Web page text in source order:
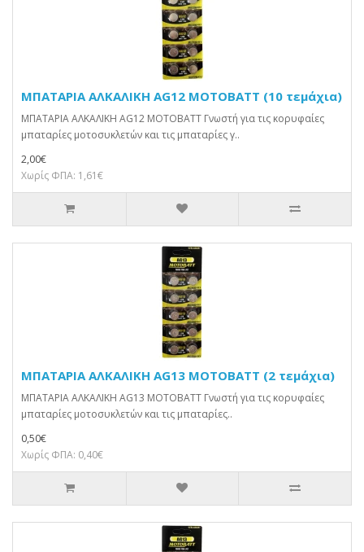
ΜΠΑΤΑΡΙΑ ΑΛΚΑΛΙΚΗ AG12 MOTOBATT (10 τεμάχια)
ΜΠΑΤΑΡΙΑ ΑΛΚΑΛΙΚΗ AG12 MOTOBATT Γνωστή για τις κορυφαίες
μπαταρίες μοτοσυκλετών και τις μπαταρίες γ..
2,00€
Χωρίς ΦΠΑ: 1,61€
ΜΠΑΤΑΡΙΑ ΑΛΚΑΛΙΚΗ AG13 MOTOBATT (2 τεμάχια)
ΜΠΑΤΑΡΙΑ ΑΛΚΑΛΙΚΗ AG13 MOTOBATT Γνωστή για τις κορυφαίες
μπαταρίες μοτοσυκλετών και τις μπαταρίες..
0,50€
Χωρίς ΦΠΑ: 0,40€